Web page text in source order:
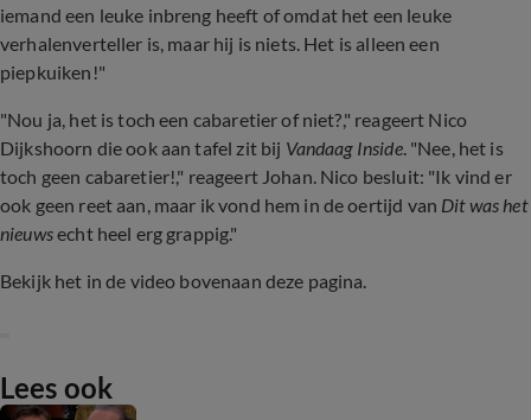
iemand een leuke inbreng heeft of omdat het een leuke
verhalenverteller is, maar hij is niets. Het is alleen een
piepkuiken!"
"Nou ja, het is toch een cabaretier of niet?," reageert Nico
Dijkshoorn die ook aan tafel zit bij Vandaag Inside. "Nee, het is
toch geen cabaretier!," reageert Johan. Nico besluit: "Ik vind er
ook geen reet aan, maar ik vond hem in de oertijd van Dit was het
nieuwsecht heel erg grappig."
Bekijk het in de video bovenaan deze pagina.
Lees ook